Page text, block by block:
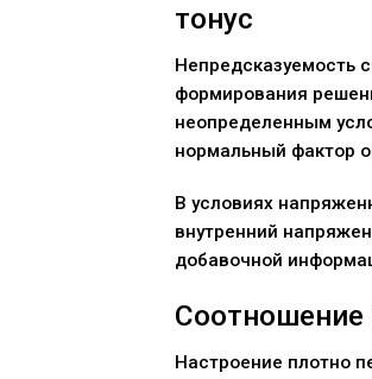
тонус
Непредсказуемость
формирования
неопределенным
нормальный фактор
В условиях
внутренний
добавочной
Соотношение
Настроение плотно